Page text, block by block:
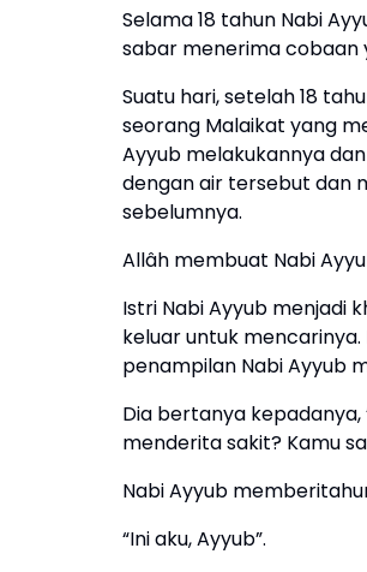
Selama 18 tahun Nabi
sabar menerima cobaan
Suatu hari, setelah 18
seorang Malaikat yang
Ayyub melakukannya
dengan air tersebut dan
sebelumnya.
Allâh membuat Nabi
Istri Nabi Ayyub menjadi
keluar untuk
penampilan Nabi Ayyub
Dia bertanya
menderita sakit? Kamu
Nabi Ayyub
“Ini aku, Ayyub”.